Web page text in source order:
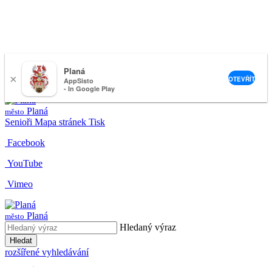
nemeckova@muplana.cz
město Planá
Senioři Mapa stránek Tisk
Facebook
YouTube
Vimeo
město Planá
Hledaný výraz
Hledat
rozšířené vyhledávání
×
Planá
AppSisto
- In Google Play
OTEVŘÍT